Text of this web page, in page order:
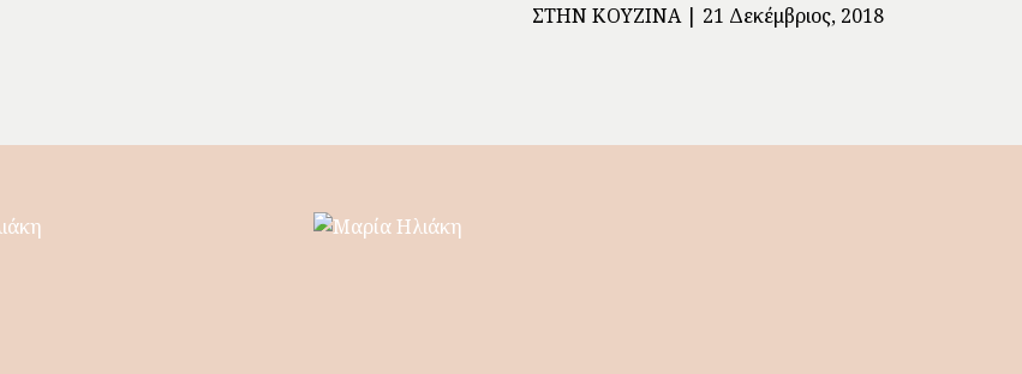
ΣΤΗΝ ΚΟΥΖΊΝΑ 21 Δεκέμβριος, 2018